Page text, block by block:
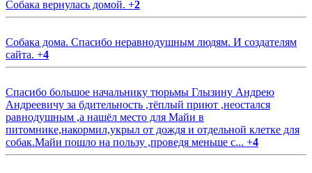
Собака вернулась домой. +2
Собака дома. Спасибо неравнодушным людям. И создателям
сайта. +4
Спасибо большое начальнику тюрьмы Глызину Андрею
Андреевичу за бдительность ,тёплый приют ,неостался
равнодушным ,а нашёл место для Майи в
питомнике,накормил,укрыл от дождя и отдельной клетке для
собак.Майи пошло на пользу ,проведя меньше с... +4